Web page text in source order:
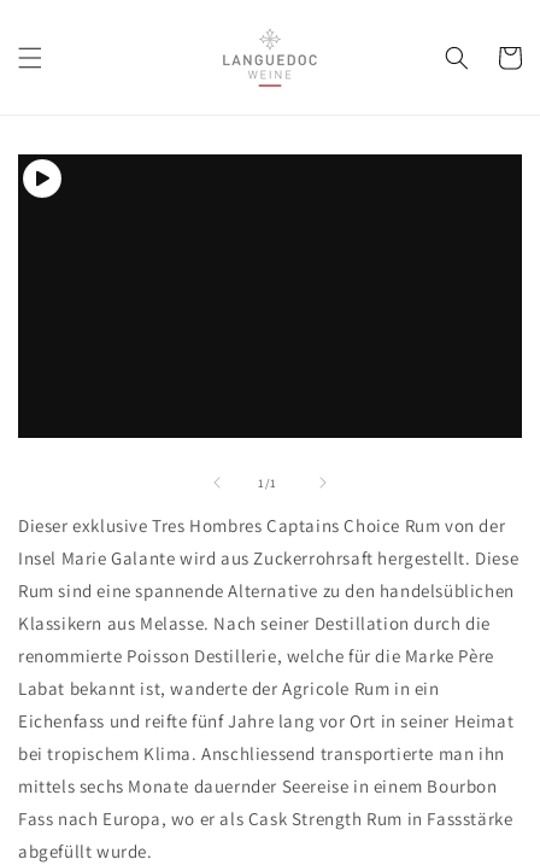
Inhalt
öffnen
1/
von1
Dieser exklusive Tres Hombres Captains Choice Rum von der
Insel Marie Galante wird aus Zuckerrohrsaft hergestellt. Diese
Rum sind eine spannende Alternative zu den handelsüblichen
Klassikern aus Melasse. Nach seiner Destillation durch die
renommierte Poisson Destillerie, welche für die Marke Père
Labat bekannt ist, wanderte der Agricole Rum in ein
Eichenfass und reifte fünf Jahre lang vor Ort in seiner Heimat
bei tropischem Klima. Anschliessend transportierte man ihn
mittels sechs Monate dauernder Seereise in einem Bourbon
Fass nach Europa, wo er als Cask Strength Rum in Fassstärke
abgefüllt wurde.